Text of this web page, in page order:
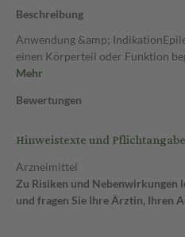
Beschreibung
Anwendung &amp;
einen Körperteil oder Funktion
Mehr
Bewertungen
Hinweistexte und
Arzneimittel
Zu Risiken und Nebenwirkungen
und fragen Sie Ihre Ärztin, Ihren